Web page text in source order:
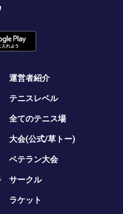
運営者紹介
テニスレベル
全てのテニス場
大会(公式/草トー)
ベテラン大会
サークル
ラケット